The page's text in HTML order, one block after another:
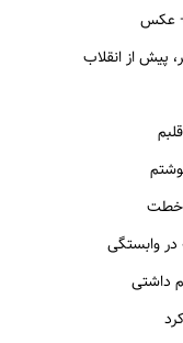
عکس
پیش از انقلاب
خطت
وابستگی
داشتی